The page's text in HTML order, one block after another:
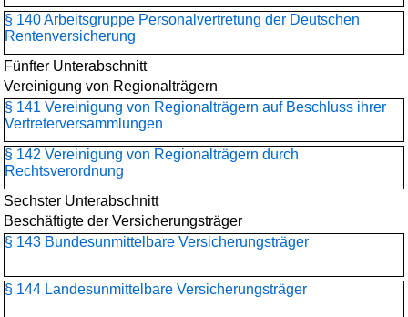
§ 140 Arbeitsgruppe Personalvertretung der Deutschen
Rentenversicherung
Fünfter Unterabschnitt
Vereinigung von Regionalträgern
§ 141 Vereinigung von Regionalträgern auf Beschluss ihrer
Vertreterversammlungen
§ 142 Vereinigung von Regionalträgern durch
Rechtsverordnung
Sechster Unterabschnitt
Beschäftigte der Versicherungsträger
§ 143 Bundesunmittelbare Versicherungsträger
§ 144 Landesunmittelbare Versicherungsträger